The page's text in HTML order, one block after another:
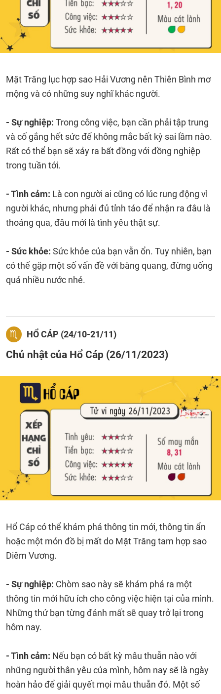
Mặt Trăng lục hợp sao Hải Vương nên Thiên Bình mơ
mộng và có những suy nghĩ khác người.
- Sự nghiệp: Trong công việc, bạn cần phải tập trung
và cố gắng hết sức để không mắc bất kỳ sai lầm nào.
Rất có thể bạn sẽ xảy ra bất đồng với đồng nghiệp
trong tuần tới.
- Tình cảm: Là con người ai cũng có lúc rung động vì
người khác, nhưng phải đủ tỉnh táo để nhận ra đâu là
thoáng qua, đâu mới là tình yêu thật sự.
- Sức khỏe: Sức khỏe của bạn vẫn ổn. Tuy nhiên, bạn
có thể gặp một số vấn đề với bàng quang, đừng uống
quá nhiều nước nhé.
HỔ CÁP (24/10-21/11)
Chủ nhật của Hổ Cáp (26/11/2023)
Hổ Cáp có thể khám phá thông tin mới, thông tin ẩn
hoặc một món đồ bị mất do Mặt Trăng tam hợp sao
Diêm Vương.
- Sự nghiệp: Chòm sao này sẽ khám phá ra một
thông tin mới hữu ích cho công việc hiện tại của mình.
Những thứ bạn từng đánh mất sẽ quay trở lại trong
hôm nay.
- Tình cảm: Nếu bạn có bất kỳ mâu thuẫn nào với
những người thân yêu của mình, hôm nay sẽ là ngày
hoàn hảo để giải quyết mọi mâu thuẫn đó. Một số